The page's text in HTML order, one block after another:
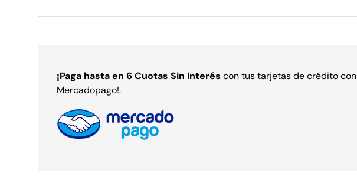
¡Paga hasta en 6 Cuotas Sin Interés con tus tarjetas de crédito con
Mercadopago!.